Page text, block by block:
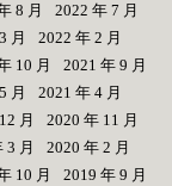
8 月
2022 年 7 月
月
2022 年 2 月
10 月
2021 年 9 月
月
2021 年 4 月
月
2020 年 11 月
3 月
2020 年 2 月
10 月
2019 年 9 月